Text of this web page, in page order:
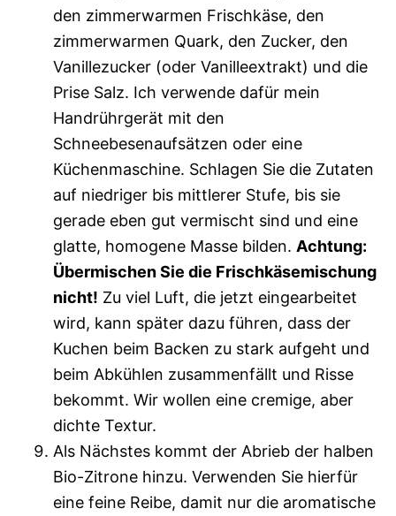
den zimmerwarmen Frischkäse, den
zimmerwarmen Quark, den Zucker, den
Vanillezucker (oder Vanilleextrakt) und die
Prise Salz. Ich verwende dafür mein
Handrührgerät mit den
Schneebesenaufsätzen oder eine
Küchenmaschine. Schlagen Sie die Zutaten
auf niedriger bis mittlerer Stufe, bis sie
gerade eben gut vermischt sind und eine
glatte, homogene Masse bilden. Achtung:
Übermischen Sie die Frischkäsemischung
nicht! Zu viel Luft, die jetzt eingearbeitet
wird, kann später dazu führen, dass der
Kuchen beim Backen zu stark aufgeht und
beim Abkühlen zusammenfällt und Risse
bekommt. Wir wollen eine cremige, aber
dichte Textur.
Als Nächstes kommt der Abrieb der halben
Bio-Zitrone hinzu. Verwenden Sie hierfür
eine feine Reibe, damit nur die aromatische